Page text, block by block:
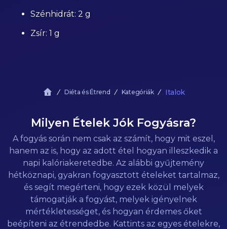
Szénhidrát: 2 g
Zsír: 1 g
Diéta és Étrend Kategóriák Italok
Milyen Ételek Jók Fogyásra?
A fogyás során nem csak az számít, hogy mit eszel,
hanem az is, hogy az adott étel hogyan illeszkedik a
napi kalóriakeretedbe. Az alábbi gyűjtemény
hétköznapi, gyakran fogyasztott ételeket tartalmaz,
és segít megérteni, hogy ezek közül melyek
támogatják a fogyást, melyek igényelnek
mértékletességet, és hogyan érdemes őket
beépíteni az étrendedbe. Kattints az egyes ételekre,